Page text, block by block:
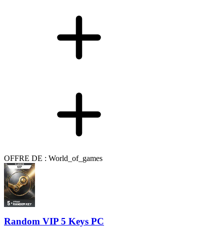
OFFRE DE : World_of_games
Random VIP 5 Keys PC